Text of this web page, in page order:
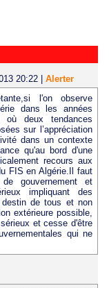
20:22
Alerter
l'on observe
dans les années
où deux tendances
sur l’appréciation
dans un contexte
qu'au bord d'une
recours aux
FIS en Algérie.Il faut
gouvernement et
impliquant des
de tous et non
extérieure possible,
et cesse d'être
qui ne